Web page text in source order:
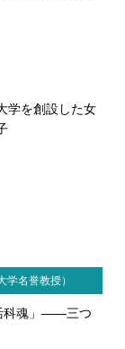
学を創設した女
学名誉教授）
科魂」――三つ